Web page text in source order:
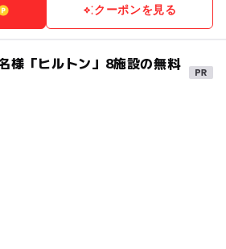
クーポンを見る
様「ヒルトン」8施設の無料